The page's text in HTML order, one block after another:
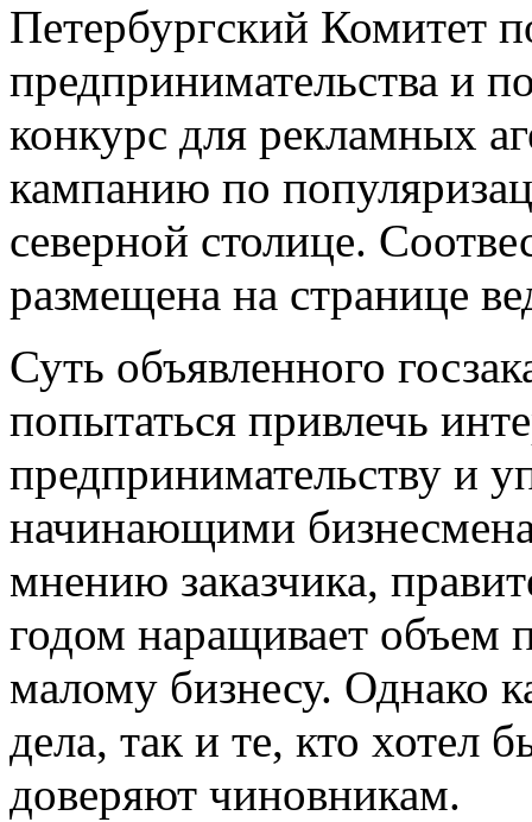
Петербургский Комитет
предпринимательства и
конкурс для рекламных
кампанию по
северной столице.
размещена на странице
Суть объявленного
попытаться привлечь
предпринимательству и
начинающими
мнению заказчика,
годом наращивает объем
малому бизнесу. Однако
дела, так и те, кто хотел
доверяют чиновникам.